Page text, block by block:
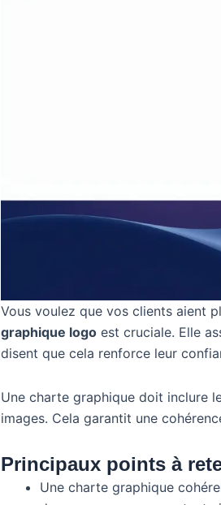
Vous voulez que vos clients aient
graphique logo est cruciale. Elle
disent que cela renforce leur
Une charte graphique doit inclure
images. Cela garantit une
Principaux points à
Une charte graphique